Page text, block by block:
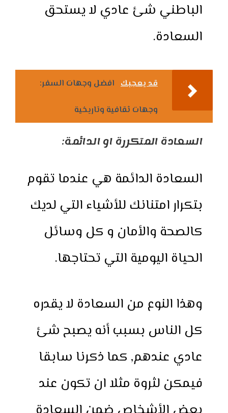
الباطني شئ عادي لا يستحق
السعادة.
قد يعجبك افضل وجهات السفر:
وجهات ثقافية وتاريخية
السعادة المتكررة او الدائمة:
السعادة الدائمة هي عندما تقوم
بتكرار امتنانك للأشياء التي لديك
كالصحة والأمان و كل وسائل
الحياة اليومية التي تحتاجها.
وهذا النوع من السعادة لا يقدره
كل الناس بسبب أنه يصبح شئ
عادي عندهم, كما ذكرنا سابقا
فيمكن لثروة مثلا ان تكون عند